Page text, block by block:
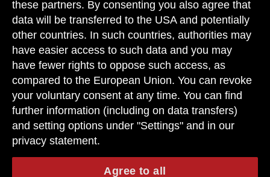
these partners. By consenting you also agree that
data will be transferred to the USA and potentially
other countries. In such countries, authorities may
have easier access to such data and you may
have fewer rights to oppose such access, as
compared to the European Union. You can revoke
your voluntary consent at any time. You can find
further information (including on data transfers)
and setting options under "Settings" and in our
privacy statement.
Agree to all